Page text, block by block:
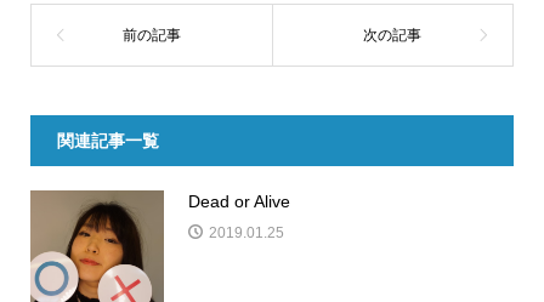
関連記事一覧
Dead or Alive
2019.01.25